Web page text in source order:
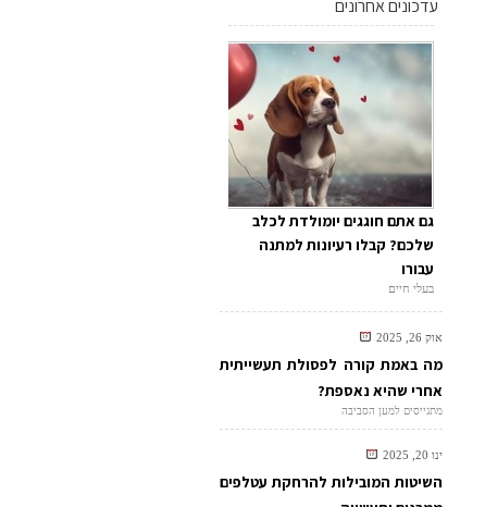
עדכונים אחרונים
גם אתם חוגגים יומולדת לכלב
שלכם? קבלו רעיונות למתנה
עבורו
בעלי חיים
אוק 26, 2025
מה באמת קורה לפסולת תעשייתית
אחרי שהיא נאספת?
מתגייסים למען הסביבה
ינו 20, 2025
השיטות המובילות להרחקת עטלפים